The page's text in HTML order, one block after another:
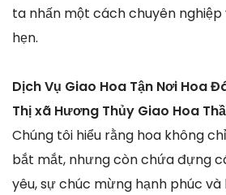
ta nhấn một cách chuyên
hẹn.
Dịch Vụ Giao Hoa Tận Nơi Hoa
Thị xã Hương Thủy Giao Hoa
Chúng tôi hiểu rằng hoa không
bắt mắt, nhưng còn chứa đựng
yêu, sự chúc mừng hạnh phúc